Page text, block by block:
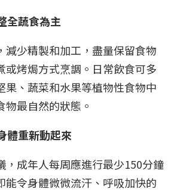
全蔬食為主
減少精製和加工，盡量保留食物
或烤焗方式烹調。日常飲食可多
果、蔬菜和水果等植物性食物中
最自然的狀態。
體重新動起來
，成年人每周應進行最少150分鐘
能令身體微微流汗、呼吸加快的